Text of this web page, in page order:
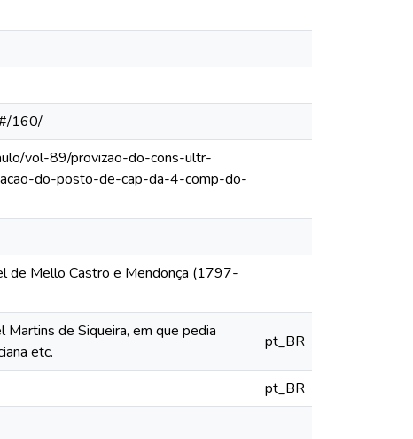
160/
vol-89/provizao-do-cons-ultr-
do-posto-de-cap-da-4-comp-do-
de Mello Castro e Mendonça (1797-
de Siqueira, em que pedia
etc.
pt_BR
pt_BR